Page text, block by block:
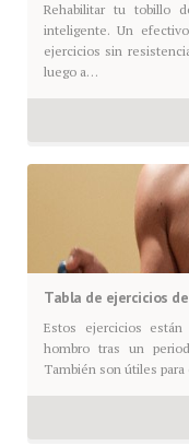
Rehabilitar tu tobillo
inteligente. Un
ejercicios sin
luego a…
Tabla de ejercicios
Estos ejercicios
hombro tras un
También son útiles